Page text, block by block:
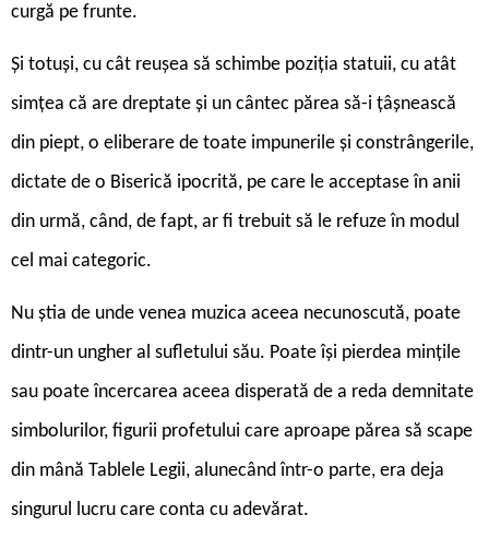
curgă pe frunte.
Și totuși, cu cât reușea să schimbe poziția statuii, cu atât
simțea că are dreptate și un cântec părea să-i țâșnească
din piept, o eliberare de toate impunerile și constrângerile,
dictate de o Biserică ipocrită, pe care le acceptase în anii
din urmă, când, de fapt, ar fi trebuit să le refuze în modul
cel mai categoric.
Nu știa de unde venea muzica aceea necunoscută, poate
dintr-un ungher al sufletului său. Poate își pierdea mințile
sau poate încercarea aceea disperată de a reda demnitate
simbolurilor, figurii profetului care aproape părea să scape
din mână Tablele Legii, alunecând într-o parte, era deja
singurul lucru care conta cu adevărat.